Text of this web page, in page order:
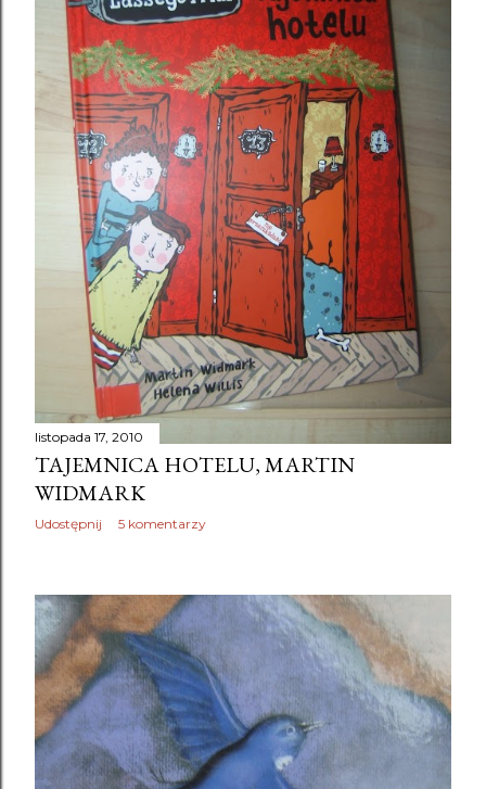
listopada 17, 2010
TAJEMNICA HOTELU, MARTIN
WIDMARK
Udostępnij 5 komentarzy